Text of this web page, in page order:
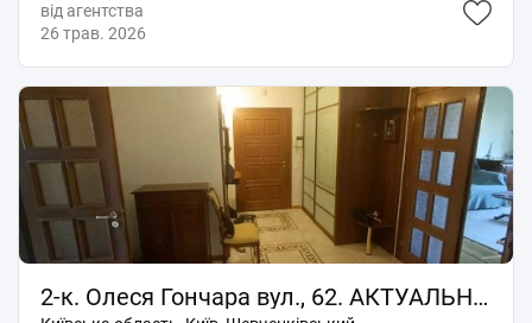
Ремонт: косметический Объект SL-061752
від агентства
26 трав. 2026
2-к. Олеся Гончара вул., 62. АКТУАЛЬНО.